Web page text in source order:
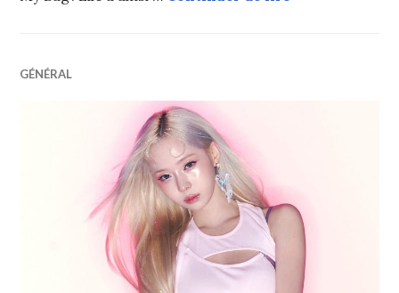
GÉNÉRAL